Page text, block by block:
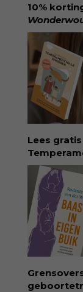
10%
voor
antwoord
boekjes en
kunde
spat van
kind.
korting
Lees
van
aan
verkochte
bestseller,
kunnen
liefdevolle
voor
via: